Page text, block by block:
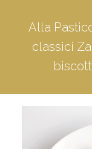
Alla
classici